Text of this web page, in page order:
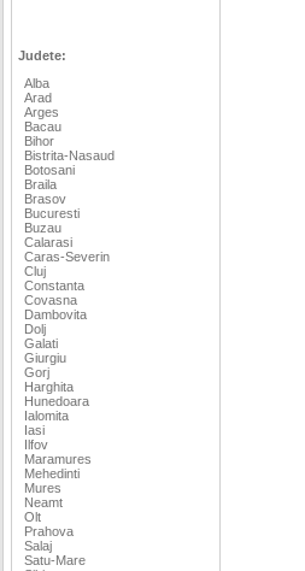
Judete:
Alba
Arad
Arges
Bacau
Bihor
Bistrita-Nasaud
Botosani
Braila
Brasov
Bucuresti
Buzau
Calarasi
Caras-Severin
Cluj
Constanta
Covasna
Dambovita
Dolj
Galati
Giurgiu
Gorj
Harghita
Hunedoara
Ialomita
Iasi
Ilfov
Maramures
Mehedinti
Mures
Neamt
Olt
Prahova
Salaj
Satu-Mare